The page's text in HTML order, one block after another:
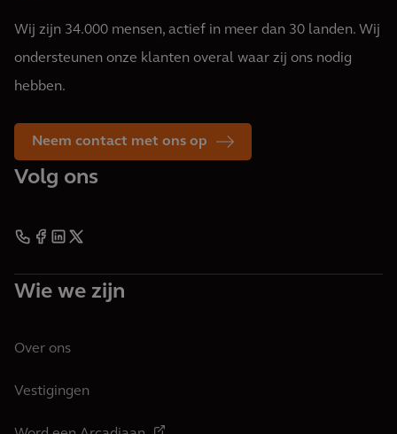
Wij zijn 34.000 mensen, actief in meer dan 30 landen. Wij
ondersteunen onze klanten overal waar zij ons nodig
hebben.
Neem contact met ons op
Volg ons
Wie we zijn
Over ons
Vestigingen